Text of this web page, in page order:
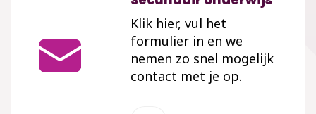
Klik hier, vul het
formulier in en we
nemen zo snel mogelijk
contact met je op.